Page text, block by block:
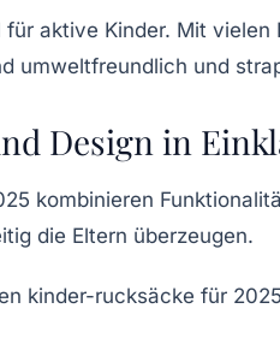
für aktive Kinder. Mit
umweltfreundlich und
Design in
kombinieren
die Eltern überzeugen.